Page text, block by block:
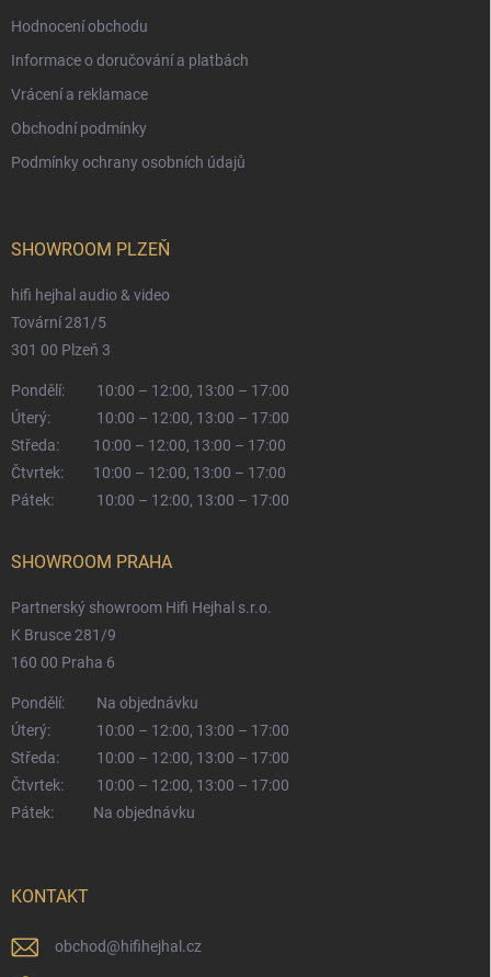
Hodnocení obchodu
Informace o doručování a platbách
Vrácení a reklamace
Obchodní podmínky
Podmínky ochrany osobních údajů
SHOWROOM PLZEŇ
hifi hejhal audio & video
Tovární 281/5
301 00 Plzeň 3
Pondělí:
10:00 – 12:00, 13:00 – 17:00
Úterý:
10:00 – 12:00, 13:00 – 17:00
Středa:
10:00 – 12:00, 13:00 – 17:00
Čtvrtek:
10:00 – 12:00, 13:00 – 17:00
Pátek:
10:00 – 12:00, 13:00 – 17:00
SHOWROOM PRAHA
Partnerský showroom Hifi Hejhal s.r.o.
K Brusce 281/9
160 00 Praha 6
Pondělí:
Na objednávku
Úterý:
10:00 – 12:00, 13:00 – 17:00
Středa:
10:00 – 12:00, 13:00 – 17:00
Čtvrtek:
10:00 – 12:00, 13:00 – 17:00
Pátek:
Na objednávku
KONTAKT
obchod@hifihejhal.cz